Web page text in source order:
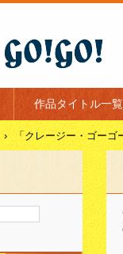
作品タイトル一覧
› 「クレージー・ゴーゴ